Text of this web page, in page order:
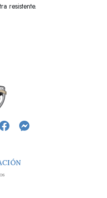
resistente.